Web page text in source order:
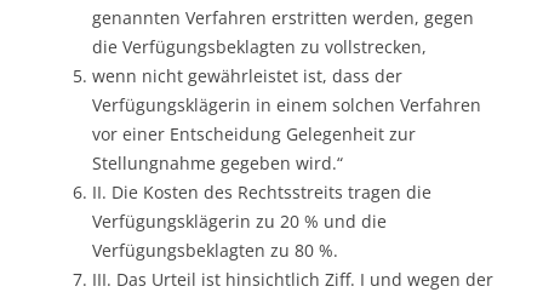
genannten Verfahren erstritten werden, gegen
die Verfügungsbeklagten zu vollstrecken,
wenn nicht gewährleistet ist, dass der
Verfügungsklägerin in einem solchen Verfahren
vor einer Entscheidung Gelegenheit zur
Stellungnahme gegeben wird.“
II. Die Kosten des Rechtsstreits tragen die
Verfügungsklägerin zu 20 % und die
Verfügungsbeklagten zu 80 %.
III. Das Urteil ist hinsichtlich Ziff. I und wegen der